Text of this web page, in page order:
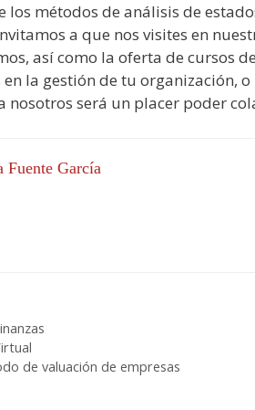
los métodos de análisis de
a que nos visites en
así como la oferta de cursos
la gestión de tu organización,
nosotros será un placer poder
Fuente García
de valuación de empresas